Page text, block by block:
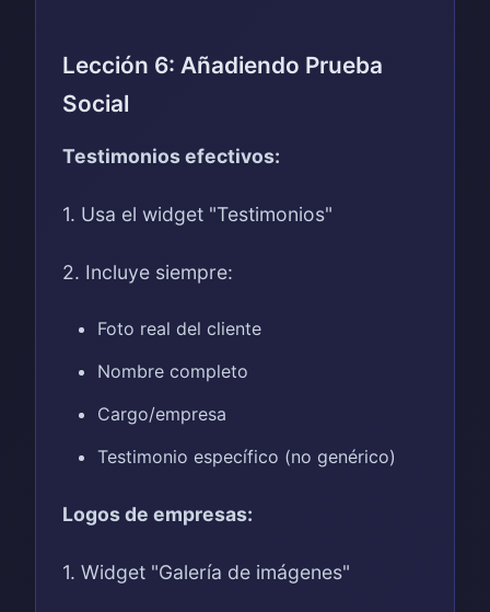
Lección 6: Añadiendo Prueba
Social
Testimonios efectivos:
1. Usa el widget "Testimonios"
2. Incluye siempre:
Foto real del cliente
Nombre completo
Cargo/empresa
Testimonio específico (no genérico)
Logos de empresas:
1. Widget "Galería de imágenes"